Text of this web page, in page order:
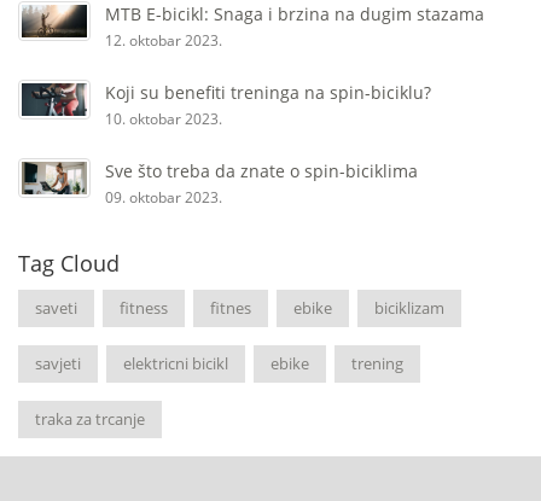
MTB E-bicikl: Snaga i brzina na dugim stazama
12. oktobar 2023.
Koji su benefiti treninga na spin-biciklu?
10. oktobar 2023.
Sve što treba da znate o spin-biciklima
09. oktobar 2023.
Tag Cloud
saveti fitness fitnes ebike biciklizam
savjeti elektricni bicikl ebike trening
traka za trcanje